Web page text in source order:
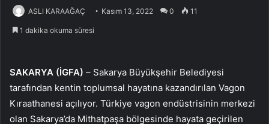
ASLI KARAAĞAÇ Kasım 13, 2022 0 11
1 dakika okuma süresi
SAKARYA (İGFA) – Sakarya Büyükşehir Belediyesi
tarafından kentin toplumsal hayatına kazandırılan Vagon
Kıraathanesi açılıyor. Türkiye vagon endüstrisinin merkezi
olan Sakarya’da Mithatpaşa bölgesinde hayata geçirilen